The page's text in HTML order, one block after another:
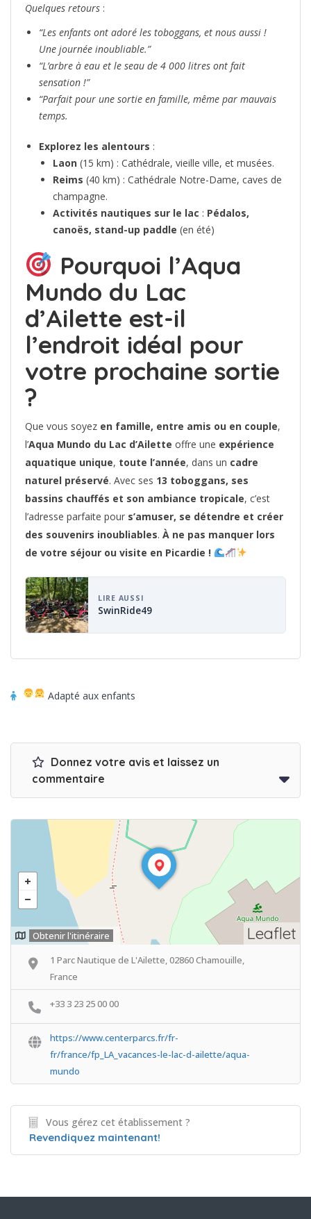
Quelques retours :
“Les enfants ont adoré les toboggans, et nous aussi !
Une journée inoubliable.”
“L’arbre à eau et le seau de 4 000 litres ont fait
sensation !”
“Parfait pour une sortie en famille, même par mauvais
temps.
Explorez les alentours :
Laon (15 km) : Cathédrale, vieille ville, et musées.
Reims (40 km) : Cathédrale Notre-Dame, caves de
champagne.
Activités nautiques sur le lac : Pédalos,
canoës, stand-up paddle (en été)
Pourquoi l’Aqua
Mundo du Lac
d’Ailette est-il
l’endroit idéal pour
votre prochaine sortie
?
Que vous soyez en famille, entre amis ou en couple,
l’Aqua Mundo du Lac d’Ailette offre une expérience
aquatique unique, toute l’année, dans un cadre
naturel préservé. Avec ses 13 toboggans, ses
bassins chauffés et son ambiance tropicale, c’est
l’adresse parfaite pour s’amuser, se détendre et créer
des souvenirs inoubliables. À ne pas manquer lors
de votre séjour ou visite en Picardie !
LIRE AUSSI
SwinRide49
Adapté aux enfants
Donnez votre avis et laissez un
commentaire
Leaflet
Obtenir l'itinéraire
1 Parc Nautique de L'Ailette, 02860 Chamouille,
France
+33 3 23 25 00 00
https://www.centerparcs.fr/fr-
fr/france/fp_LA_vacances-le-lac-d-ailette/aqua-
mundo
Vous gérez cet établissement ?
Revendiquez maintenant!